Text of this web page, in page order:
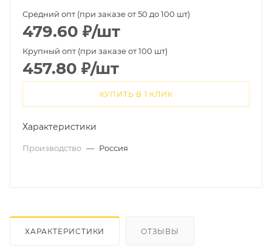
Средний опт (при заказе от 50 до 100 шт)
479.60 ₽/шт
Крупный опт (при заказе от 100 шт)
457.80 ₽/шт
КУПИТЬ В 1 КЛИК
Характеристики
Производство — Россия
ХАРАКТЕРИСТИКИ ОТЗЫВЫ